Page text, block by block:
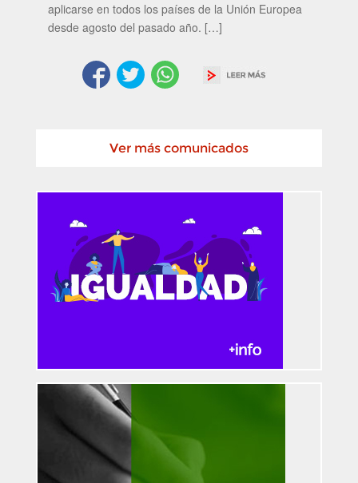
aplicarse en todos los países de la Unión Europea
desde agosto del pasado año. […]
Ver más comunicados